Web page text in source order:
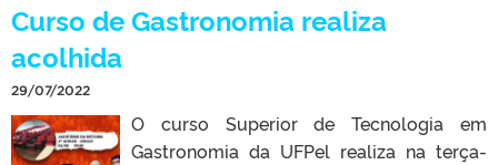
Curso de Gastronomia realiza
acolhida
29/07/2022
O curso Superior de Tecnologia em
Gastronomia da UFPel realiza na terça-